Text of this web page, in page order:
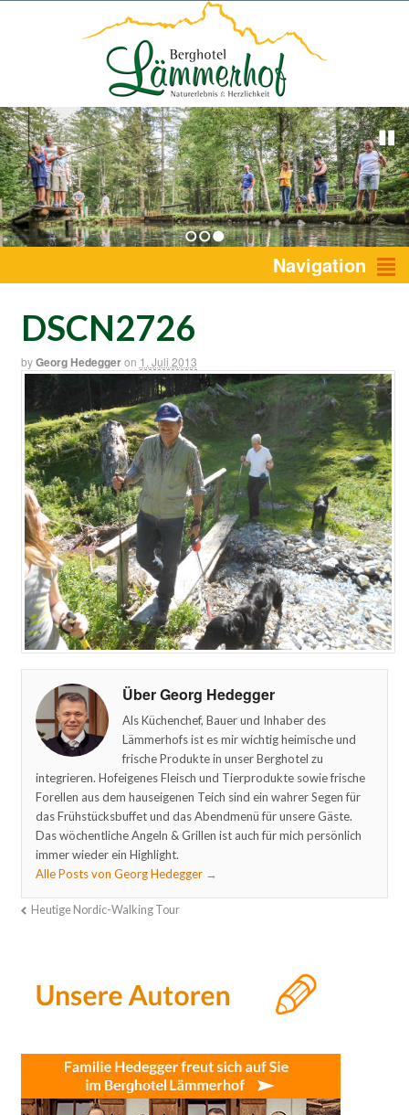
1 2 3 Navigation
DSCN2726
byGeorg Hedeggeron 1. Juli 2013
Über Georg Hedegger
Als Küchenchef, Bauer und Inhaber des
Lämmerhofs ist es mir wichtig heimische und
frische Produkte in unser Berghotel zu
integrieren. Hofeigenes Fleisch und Tierprodukte sowie frische
Forellen aus dem hauseigenen Teich sind ein wahrer Segen für
das Frühstücksbuffet und das Abendmenü für unsere Gäste.
Das wöchentliche Angeln & Grillen ist auch für mich persönlich
immer wieder ein Highlight.
Alle Posts von Georg Hedegger →
Heutige Nordic-Walking Tour